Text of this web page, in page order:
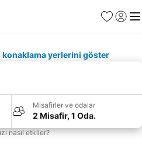
Favoriler
Giriş
konaklama yerlerini göster
Misafirler ve odalar
2 Misafir, 1 Oda.
nasıl etkiler?